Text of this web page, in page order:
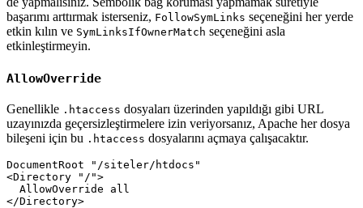
başarımı arttırmak isterseniz, FollowSymLinks seçeneğini her yerde
etkin kılın ve SymLinksIfOwnerMatch seçeneğini asla
etkinleştirmeyin.
AllowOverride
Genellikle .htaccess dosyaları üzerinden yapıldığı gibi URL
uzayınızda geçersizleştirmelere izin veriyorsanız, Apache her dosya
bileşeni için bu .htaccess dosyalarını açmaya çalışacaktır.
DocumentRoot "/siteler/htdocs"
<Directory "/">
  AllowOverride all
</Directory>